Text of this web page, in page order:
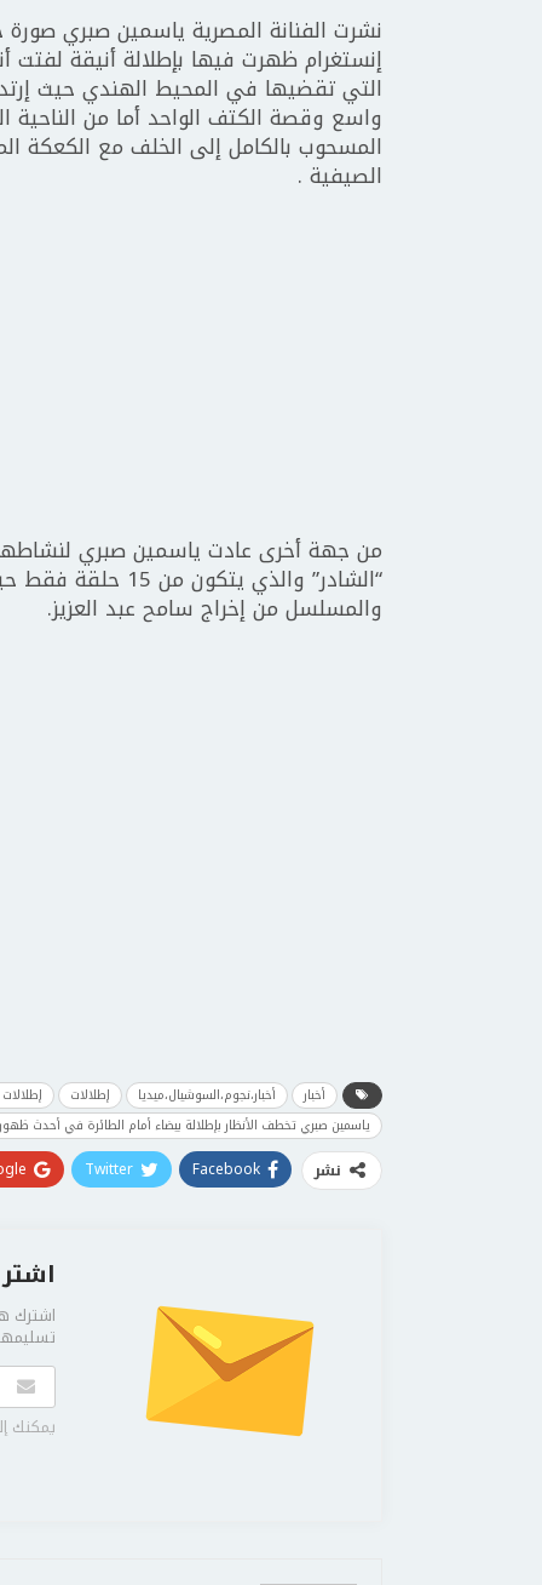
نشرت الفنانة المصرية ياسمين صبري
إنستغرام ظهرت فيها بإطلالة أنيقة لفتت
التي تقضيها في المحيط الهندي حيث
واسع وقصة الكتف الواحد أما من الناحية
المسحوب بالكامل إلى الخلف مع الكعكة
الصيفية .
من جهة أخرى عادت ياسمين صبري
“الشادر” والذي
والمسلسل من إخراج سامح عبد العزيز.
أخبار أخبار،نجوم،السوشيال،ميديا إطلالات
ياسمين صبري تخطف الأنظار بإطلالة بيضاء أمام الطائرة في أحدث
نشر Facebook
Twitter
اشترك
يمكنك